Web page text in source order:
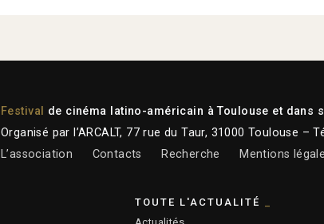
Festival
de cinéma latino-américain à Toulouse et dans
Organisé par l’ARCALT, 77 rue du Taur, 31000 Toulouse –
L’association
Contacts Recherche Mentions
TOUTE L'ACTUALITÉ